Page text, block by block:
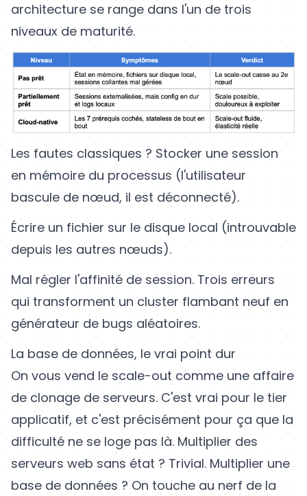
architecture se range dans l'un de trois
niveaux de maturité.
Les fautes classiques ? Stocker une session
en mémoire du processus (l'utilisateur
bascule de nœud, il est déconnecté).
Écrire un fichier sur le disque local (introuvable
depuis les autres nœuds).
Mal régler l'affinité de session. Trois erreurs
qui transforment un cluster flambant neuf en
générateur de bugs aléatoires.
La base de données, le vrai point dur
On vous vend le scale-out comme une affaire
de clonage de serveurs. C'est vrai pour le tier
applicatif, et c'est précisément pour ça que la
difficulté ne se loge pas là. Multiplier des
serveurs web sans état ? Trivial. Multiplier une
base de données ? On touche au nerf de la